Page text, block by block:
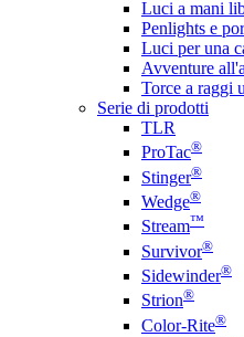
Luci a mani
Penlights e
Luci per una
Avventure
Torce a raggi
Serie di prodotti
TLR
ProTac®
Stinger®
Wedge®
Stream™
Survivor®
Sidewinder®
Strion®
Color-Rite®